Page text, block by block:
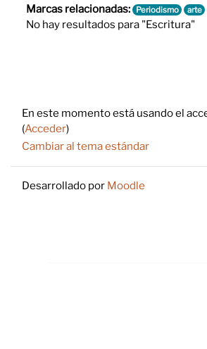
Marcas relacionadas: Periodismo arte
No hay resultados para "Escritura"
En este momento está usando el
(Acceder)
Cambiar al tema estándar
Desarrollado por Moodle